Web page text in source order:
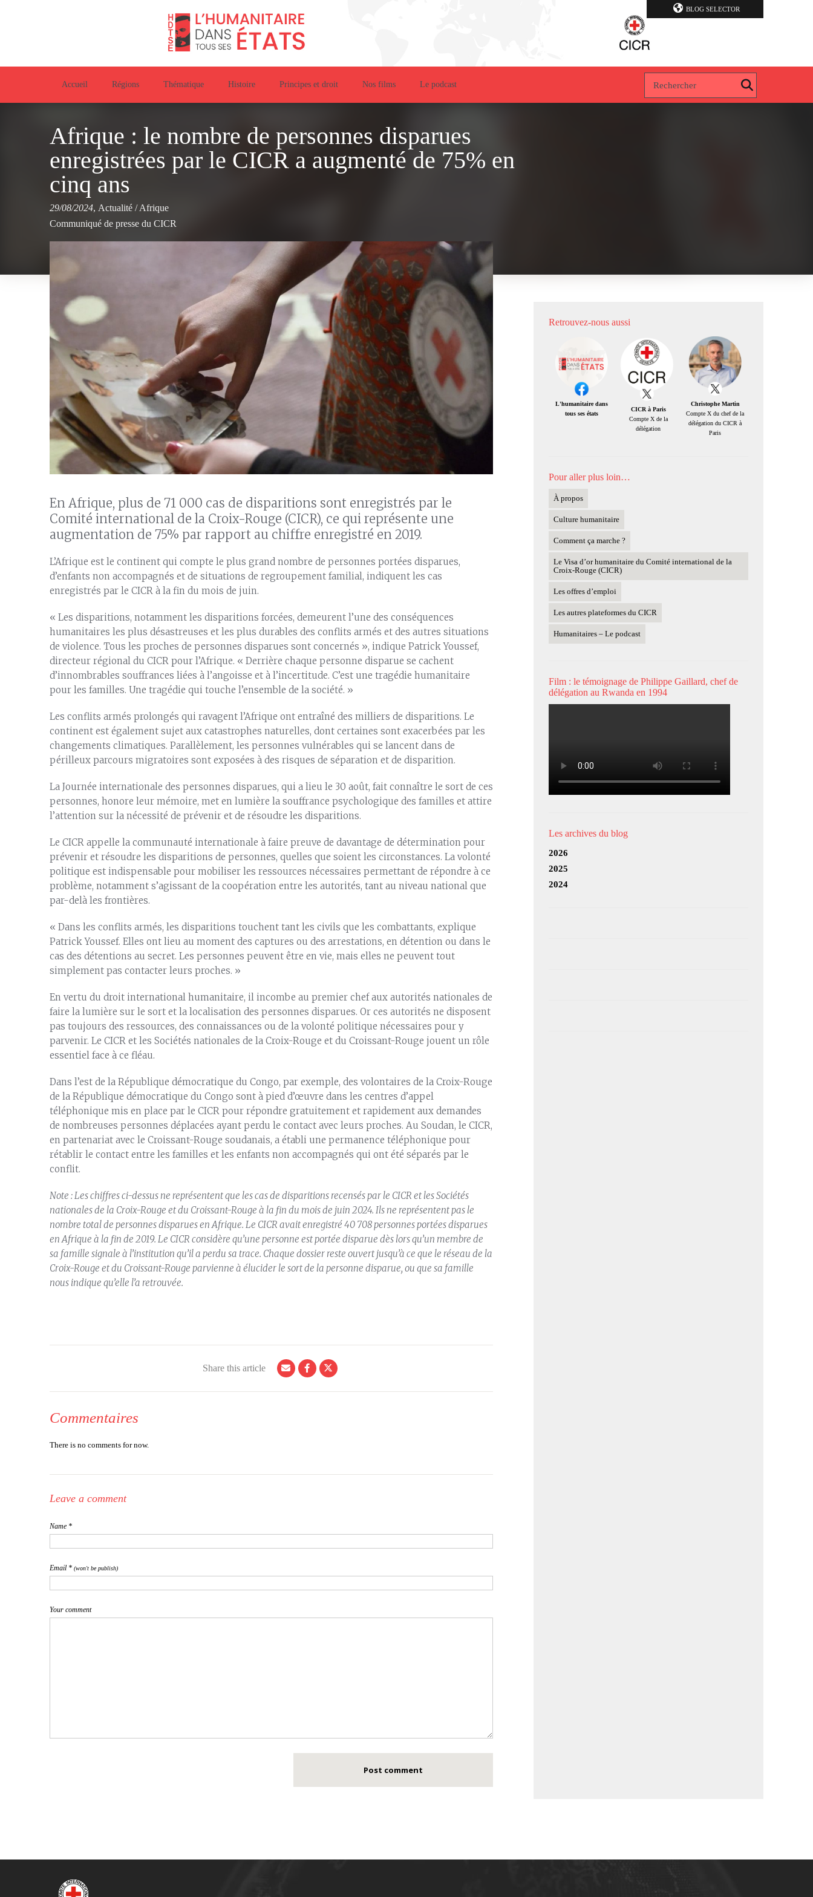
BLOG SELECTOR
Accueil Régions Thématique Histoire Principes et droit Nos films Le podcast
Afrique : le nombre de personnes disparues
enregistrées par le CICR a augmenté de 75% en
cinq ans
29/08/2024, Actualité /Afrique
Communiqué de presse du CICR
En Afrique, plus de 71 000 cas de disparitions sont enregistrés par le
Comité international de la Croix-Rouge (CICR), ce qui représente une
augmentation de 75% par rapport au chiffre enregistré en 2019.
L’Afrique est le continent qui compte le plus grand nombre de personnes portées disparues,
d’enfants non accompagnés et de situations de regroupement familial, indiquent les cas
enregistrés par le CICR à la fin du mois de juin.
« Les disparitions, notamment les disparitions forcées, demeurent l’une des conséquences
humanitaires les plus désastreuses et les plus durables des conflits armés et des autres situations
de violence. Tous les proches de personnes disparues sont concernés », indique Patrick Youssef,
directeur régional du CICR pour l’Afrique. « Derrière chaque personne disparue se cachent
d’innombrables souffrances liées à l’angoisse et à l’incertitude. C’est une tragédie humanitaire
pour les familles. Une tragédie qui touche l’ensemble de la société. »
Les conflits armés prolongés qui ravagent l’Afrique ont entraîné des milliers de disparitions. Le
continent est également sujet aux catastrophes naturelles, dont certaines sont exacerbées par les
changements climatiques. Parallèlement, les personnes vulnérables qui se lancent dans de
périlleux parcours migratoires sont exposées à des risques de séparation et de disparition.
La Journée internationale des personnes disparues, qui a lieu le 30 août, fait connaître le sort de ces
personnes, honore leur mémoire, met en lumière la souffrance psychologique des familles et attire
l’attention sur la nécessité de prévenir et de résoudre les disparitions.
Le CICR appelle la communauté internationale à faire preuve de davantage de détermination pour
prévenir et résoudre les disparitions de personnes, quelles que soient les circonstances. La volonté
politique est indispensable pour mobiliser les ressources nécessaires permettant de répondre à ce
problème, notamment s’agissant de la coopération entre les autorités, tant au niveau national que
par-delà les frontières.
« Dans les conflits armés, les disparitions touchent tant les civils que les combattants, explique
Patrick Youssef. Elles ont lieu au moment des captures ou des arrestations, en détention ou dans le
cas des détentions au secret. Les personnes peuvent être en vie, mais elles ne peuvent tout
simplement pas contacter leurs proches. »
En vertu du droit international humanitaire, il incombe au premier chef aux autorités nationales de
faire la lumière sur le sort et la localisation des personnes disparues. Or ces autorités ne disposent
pas toujours des ressources, des connaissances ou de la volonté politique nécessaires pour y
parvenir. Le CICR et les Sociétés nationales de la Croix-Rouge et du Croissant-Rouge jouent un rôle
essentiel face à ce fléau.
Dans l’est de la République démocratique du Congo, par exemple, des volontaires de la Croix-Rouge
de la République démocratique du Congo sont à pied d’œuvre dans les centres d’appel
téléphonique mis en place par le CICR pour répondre gratuitement et rapidement aux demandes
de nombreuses personnes déplacées ayant perdu le contact avec leurs proches. Au Soudan, le CICR,
en partenariat avec le Croissant-Rouge soudanais, a établi une permanence téléphonique pour
rétablir le contact entre les familles et les enfants non accompagnés qui ont été séparés par le
conflit.
Note : Les chiffres ci-dessus ne représentent que les cas de disparitions recensés par le CICR et les Sociétés
nationales de la Croix-Rouge et du Croissant-Rouge à la fin du mois de juin 2024. Ils ne représentent pas le
nombre total de personnes disparues en Afrique. Le CICR avait enregistré 40 708 personnes portées disparues
en Afrique à la fin de 2019. Le CICR considère qu’une personne est portée disparue dès lors qu’un membre de
sa famille signale à l’institution qu’il a perdu sa trace. Chaque dossier reste ouvert jusqu’à ce que le réseau de la
Croix-Rouge et du Croissant-Rouge parvienne à élucider le sort de la personne disparue, ou que sa famille
nous indique qu’elle l’a retrouvée.
Share this article
Commentaires
There is no comments for now.
Leave a comment
Name *
Email * (won't be publish)
Your comment
Retrouvez-nous aussi
L'humanitaire dans
tous ses états
CICR à Paris
Compte X de la
délégation
Christophe Martin
Compte X du chef de la
délégation du CICR à
Paris
Pour aller plus loin…
À propos
Culture humanitaire
Comment ça marche ?
Le Visa d’or humanitaire du Comité international de la
Croix-Rouge (CICR)
Les offres d’emploi
Les autres plateformes du CICR
Humanitaires – Le podcast
Film : le témoignage de Philippe Gaillard, chef de
délégation au Rwanda en 1994
Les archives du blog
2026
2025
2024